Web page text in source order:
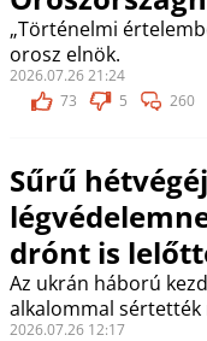
„Történelmi
orosz elnök.
2026.07.26 21:24
73
5 260
Sűrű
drónt is
Az ukrán háború
alkalommal sértették
2026.07.26 12:17